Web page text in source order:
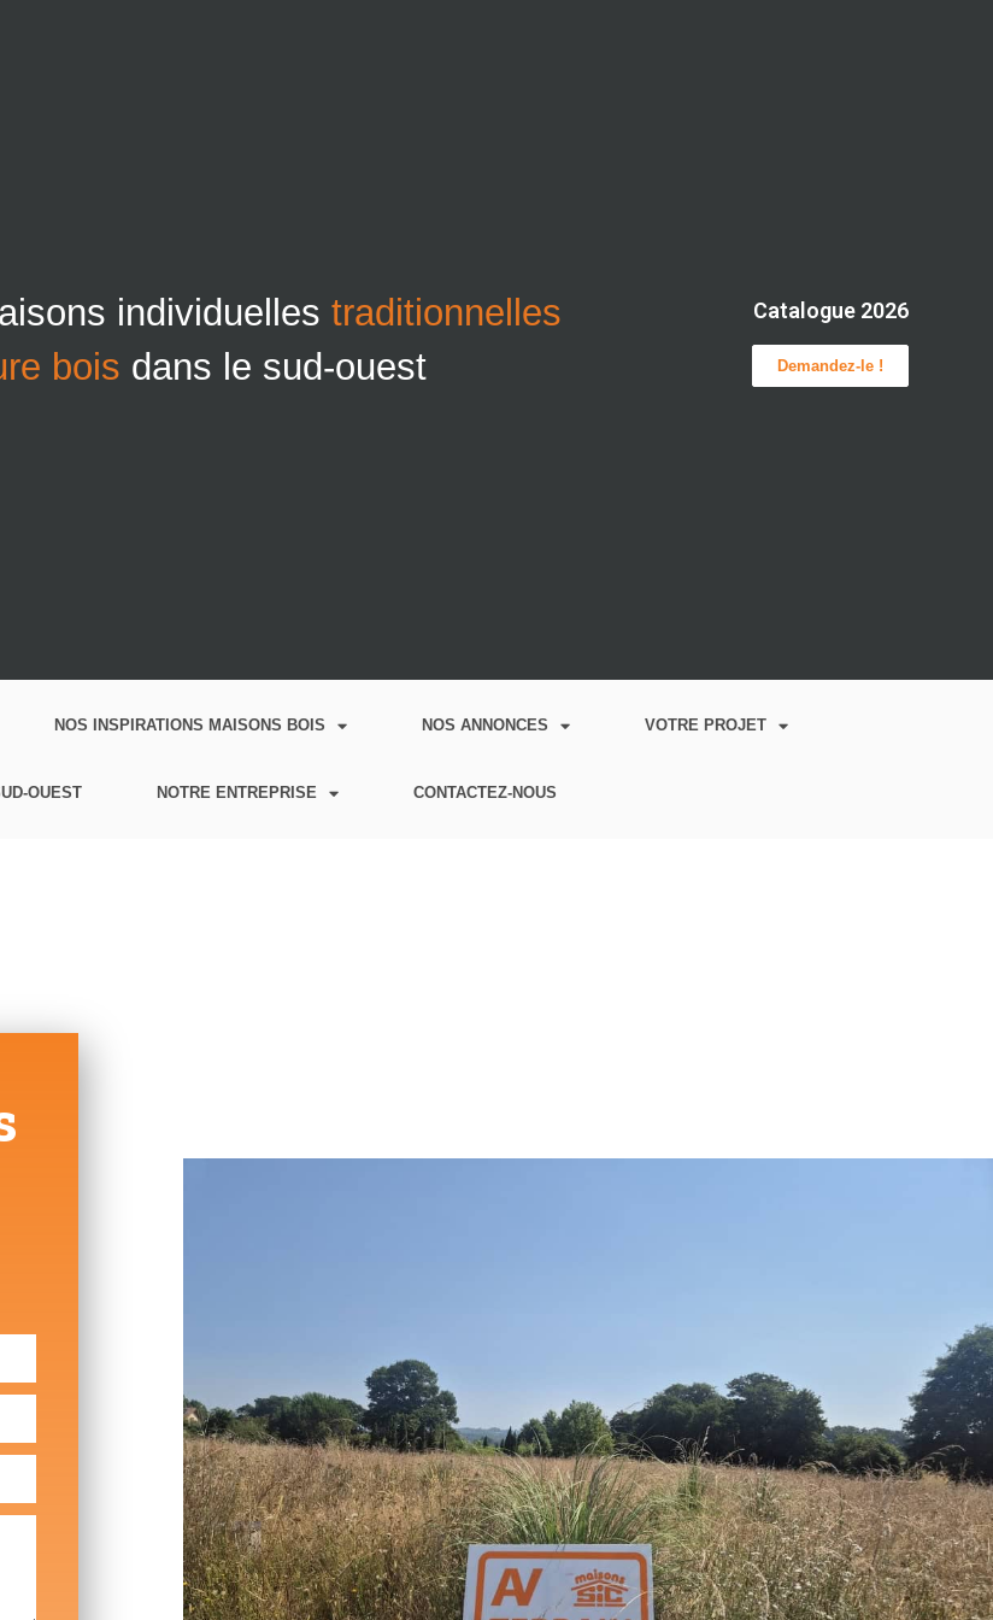
individuelles traditionnelles
bois dans le sud-ouest
Catalogue 2026
Demandez-le !
NOS INSPIRATIONS MAISONS BOIS NOS ANNONCES VOTRE PROJET
OUEST NOTRE ENTREPRISE CONTACTEZ-NOUS